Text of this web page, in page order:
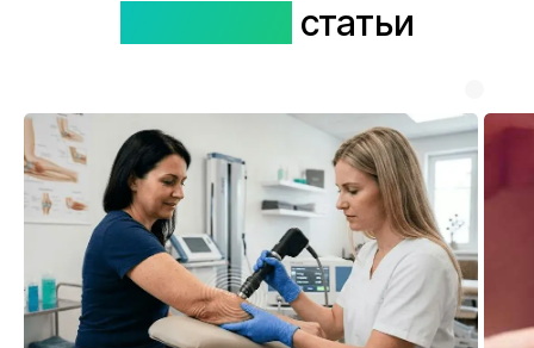
статьи